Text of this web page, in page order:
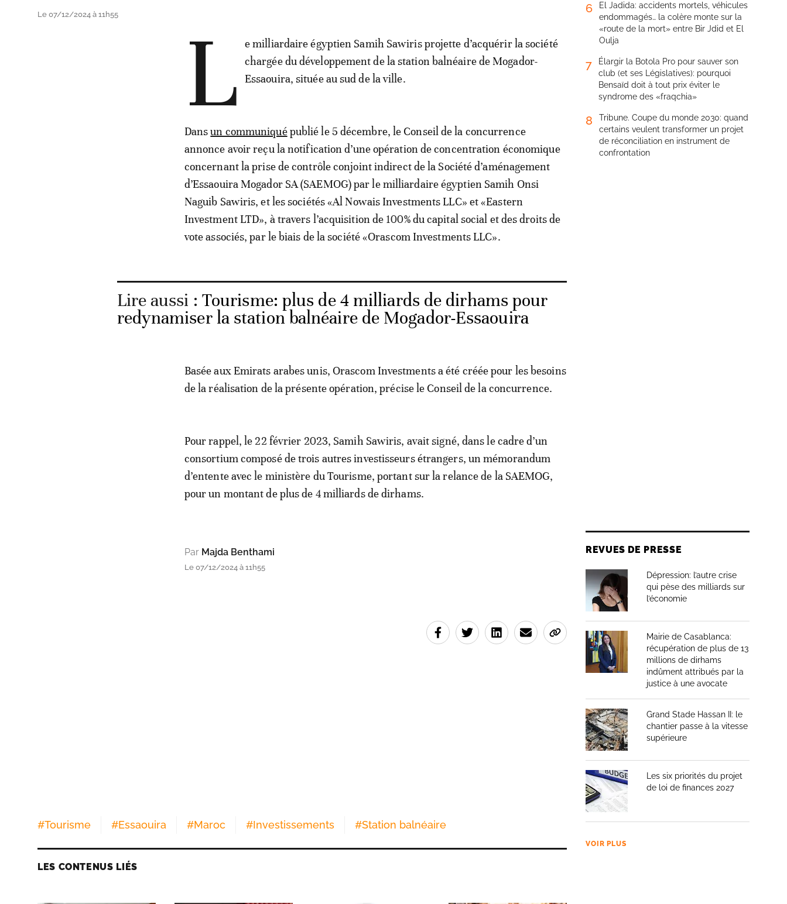
Le 07/12/2024 à 11h55 L
e milliardaire égyptien Samih Sawiris projette d’acquérir la société
chargée du développement de la station balnéaire de Mogador-
Essaouira, située au sud de la ville.
Dansun communiquépublié le 5 décembre, le Conseil de la concurrence
annonce avoir reçu la notification d’une opération de concentration économique
concernant la prise de contrôle conjoint indirect de la Société d’aménagement
d’Essaouira Mogador SA (SAEMOG) par le milliardaire égyptien Samih Onsi
Naguib Sawiris, et les sociétés «Al Nowais Investments LLC» et «Eastern
Investment LTD», à travers l’acquisition de 100% du capital social et des droits de
vote associés, par le biais de la société «Orascom Investments LLC».
Lire aussi : Tourisme: plus de 4 milliards de dirhams pour
redynamiser la station balnéaire de Mogador-Essaouira
Basée aux Emirats arabes unis, Orascom Investments a été créée pour les besoins
de la réalisation de la présente opération, précise le Conseil de la concurrence.
Pour rappel, le 22 février 2023, Samih Sawiris, avait signé, dans le cadre d’un
consortium composé de trois autres investisseurs étrangers, un mémorandum
d’entente avec le ministère du Tourisme, portant sur la relance de la SAEMOG,
pour un montant de plus de 4 milliards de dirhams.
Par Majda Benthami
Le 07/12/2024 à 11h55
#Tourisme #Essaouira #Maroc #Investissements #Station balnéaire
LES CONTENUS LIÉS
6
El Jadida: accidents mortels, véhicules
endommagés… la colère monte sur la
«route de la mort» entre Bir Jdid et El
Oulja
7
Élargir la Botola Pro pour sauver son
club (et ses Législatives): pourquoi
Bensaïd doit à tout prix éviter le
syndrome des «fraqchia»
8
Tribune. Coupe du monde 2030: quand
certains veulent transformer un projet
de réconciliation en instrument de
confrontation
REVUES DE PRESSE
Dépression: l’autre crise
qui pèse des milliards sur
l’économie
Mairie de Casablanca:
récupération de plus de 13
millions de dirhams
indûment attribués par la
justice à une avocate
Grand Stade Hassan II: le
chantier passe à la vitesse
supérieure
Les six priorités du projet
de loi de finances 2027
VOIR PLUS